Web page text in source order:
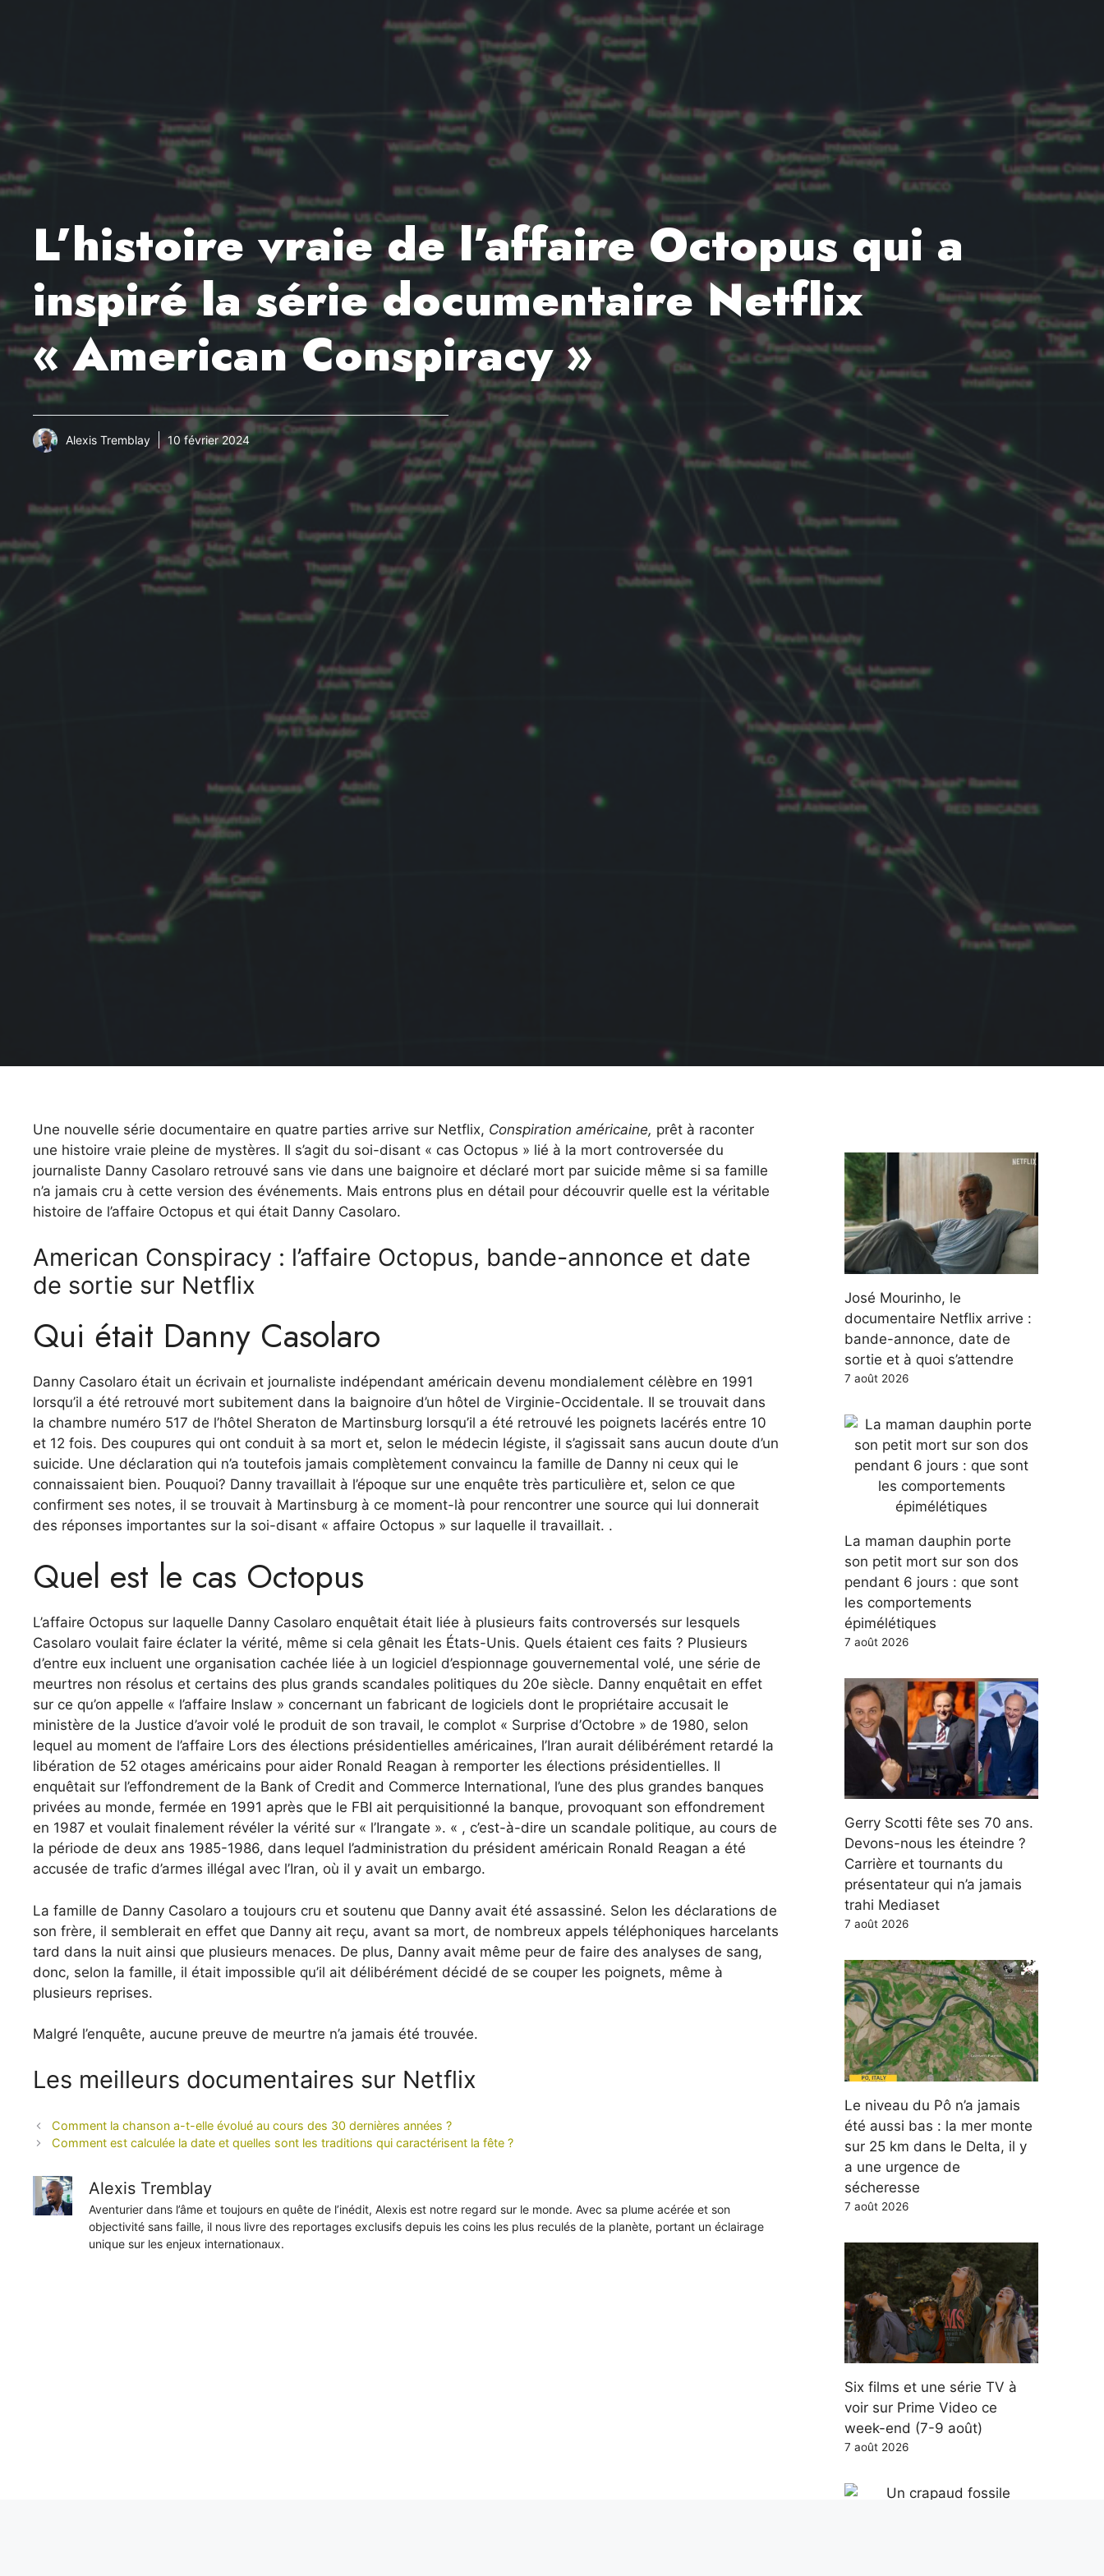
L’histoire vraie de l’affaire Octopus qui a
inspiré la série documentaire Netflix
« American Conspiracy »
Alexis Tremblay 10 février 2024
Une nouvelle série documentaire en quatre parties arrive sur Netflix, Conspiration américaine, prêt à raconter
une histoire vraie pleine de mystères. Il s’agit du soi-disant « cas Octopus » lié à la mort controversée du
journaliste Danny Casolaro retrouvé sans vie dans une baignoire et déclaré mort par suicide même si sa famille
n’a jamais cru à cette version des événements. Mais entrons plus en détail pour découvrir quelle est la véritable
histoire de l’affaire Octopus et qui était Danny Casolaro.
American Conspiracy : l’affaire Octopus, bande-annonce et date
de sortie sur Netflix
Qui était Danny Casolaro
Danny Casolaro était un écrivain et journaliste indépendant américain devenu mondialement célèbre en 1991
lorsqu’il a été retrouvé mort subitement dans la baignoire d’un hôtel de Virginie-Occidentale. Il se trouvait dans
la chambre numéro 517 de l’hôtel Sheraton de Martinsburg lorsqu’il a été retrouvé les poignets lacérés entre 10
et 12 fois. Des coupures qui ont conduit à sa mort et, selon le médecin légiste, il s’agissait sans aucun doute d’un
suicide. Une déclaration qui n’a toutefois jamais complètement convaincu la famille de Danny ni ceux qui le
connaissaient bien. Pouquoi? Danny travaillait à l’époque sur une enquête très particulière et, selon ce que
confirment ses notes, il se trouvait à Martinsburg à ce moment-là pour rencontrer une source qui lui donnerait
des réponses importantes sur la soi-disant « affaire Octopus » sur laquelle il travaillait. .
Quel est le cas Octopus
L’affaire Octopus sur laquelle Danny Casolaro enquêtait était liée à plusieurs faits controversés sur lesquels
Casolaro voulait faire éclater la vérité, même si cela gênait les États-Unis. Quels étaient ces faits ? Plusieurs
d’entre eux incluent une organisation cachée liée à un logiciel d’espionnage gouvernemental volé, une série de
meurtres non résolus et certains des plus grands scandales politiques du 20e siècle. Danny enquêtait en effet
sur ce qu’on appelle « l’affaire Inslaw » concernant un fabricant de logiciels dont le propriétaire accusait le
ministère de la Justice d’avoir volé le produit de son travail, le complot « Surprise d’Octobre » de 1980, selon
lequel au moment de l’affaire Lors des élections présidentielles américaines, l’Iran aurait délibérément retardé la
libération de 52 otages américains pour aider Ronald Reagan à remporter les élections présidentielles. Il
enquêtait sur l’effondrement de la Bank of Credit and Commerce International, l’une des plus grandes banques
privées au monde, fermée en 1991 après que le FBI ait perquisitionné la banque, provoquant son effondrement
en 1987 et voulait finalement révéler la vérité sur « l’Irangate ». « , c’est-à-dire un scandale politique, au cours de
la période de deux ans 1985-1986, dans lequel l’administration du président américain Ronald Reagan a été
accusée de trafic d’armes illégal avec l’Iran, où il y avait un embargo.
La famille de Danny Casolaro a toujours cru et soutenu que Danny avait été assassiné. Selon les déclarations de
son frère, il semblerait en effet que Danny ait reçu, avant sa mort, de nombreux appels téléphoniques harcelants
tard dans la nuit ainsi que plusieurs menaces. De plus, Danny avait même peur de faire des analyses de sang,
donc, selon la famille, il était impossible qu’il ait délibérément décidé de se couper les poignets, même à
plusieurs reprises.
Malgré l’enquête, aucune preuve de meurtre n’a jamais été trouvée.
Les meilleurs documentaires sur Netflix
Comment la chanson a-t-elle évolué au cours des 30 dernières années ?
Comment est calculée la date et quelles sont les traditions qui caractérisent la fête ?
Alexis Tremblay
Aventurier dans l’âme et toujours en quête de l’inédit, Alexis est notre regard sur le monde. Avec sa plume acérée et son
objectivité sans faille, il nous livre des reportages exclusifs depuis les coins les plus reculés de la planète, portant un éclairage
unique sur les enjeux internationaux.
José Mourinho, le
documentaire Netflix arrive :
bande-annonce, date de
sortie et à quoi s’attendre
7 août 2026
La maman dauphin porte
son petit mort sur son dos
pendant 6 jours : que sont
les comportements
épimélétiques
7 août 2026
Gerry Scotti fête ses 70 ans.
Devons-nous les éteindre ?
Carrière et tournants du
présentateur qui n’a jamais
trahi Mediaset
7 août 2026
Le niveau du Pô n’a jamais
été aussi bas : la mer monte
sur 25 km dans le Delta, il y
a une urgence de
sécheresse
7 août 2026
Six films et une série TV à
voir sur Prime Video ce
week-end (7-9 août)
7 août 2026